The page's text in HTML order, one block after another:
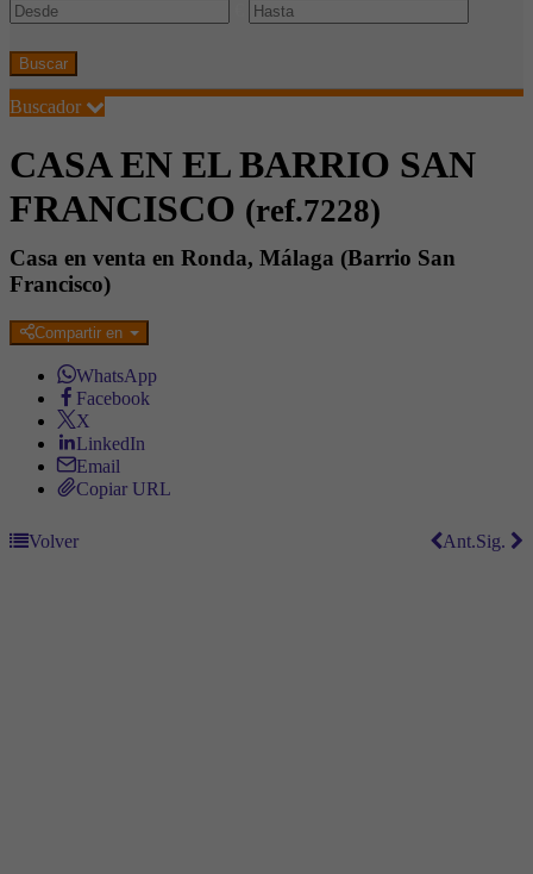
Buscar
Buscador
CASA EN EL BARRIO SAN
FRANCISCO (ref.7228)
Casa en venta en Ronda, Málaga (Barrio San
Francisco)
Compartir en
WhatsApp
Facebook
X
LinkedIn
Email
Copiar URL
Volver Sig.
Ant.